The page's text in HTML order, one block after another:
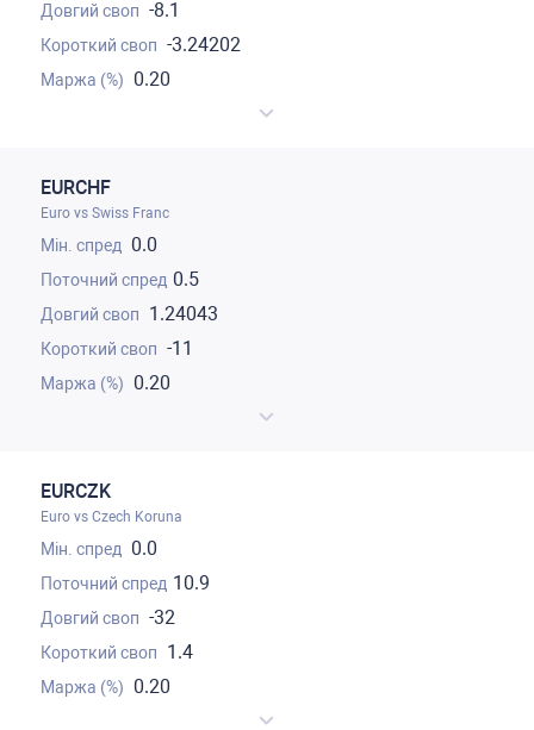
-8.1
-3.24202
0.20
EURCHF
Euro vs Swiss Franc
0.0
0.5
1.24043
-11
0.20
EURCZK
Euro vs Czech Koruna
0.0
10.9
-32
1.4
0.20